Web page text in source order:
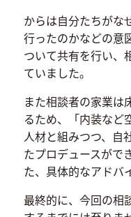
からは自分たちがな
行ったのかなどの意
ついて共有を行い、
ていました。
また相談者の家業は
るため、「内装など
人材と組みつつ、自
たプロデュースがで
た、具体的なアドバ
最終的に、今回の相